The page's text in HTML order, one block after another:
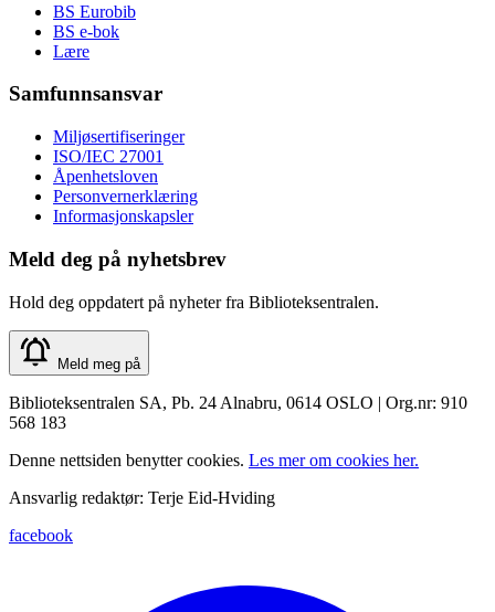
BS Eurobib
BS e-bok
Lære
Samfunnsansvar
Miljøsertifiseringer
ISO/IEC 27001
Åpenhetsloven
Personvernerklæring
Informasjonskapsler
Meld deg på nyhetsbrev
Hold deg oppdatert på nyheter fra Biblioteksentralen.
Meld meg på
Biblioteksentralen SA, Pb. 24 Alnabru, 0614 OSLO | Org.nr: 910
568 183
Denne nettsiden benytter cookies. Les mer om cookies her.
Ansvarlig redaktør: Terje Eid-Hviding
facebook